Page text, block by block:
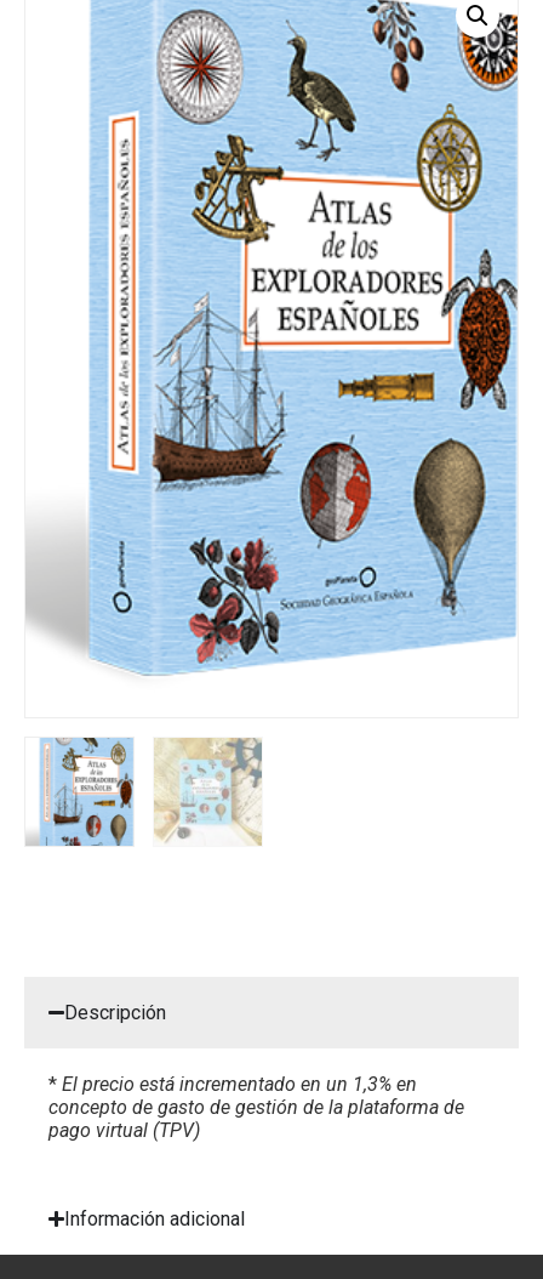
Descripción
* El precio está incrementado en un 1,3% en
concepto de gasto de gestión de la plataforma de
pago virtual (TPV)
Información adicional